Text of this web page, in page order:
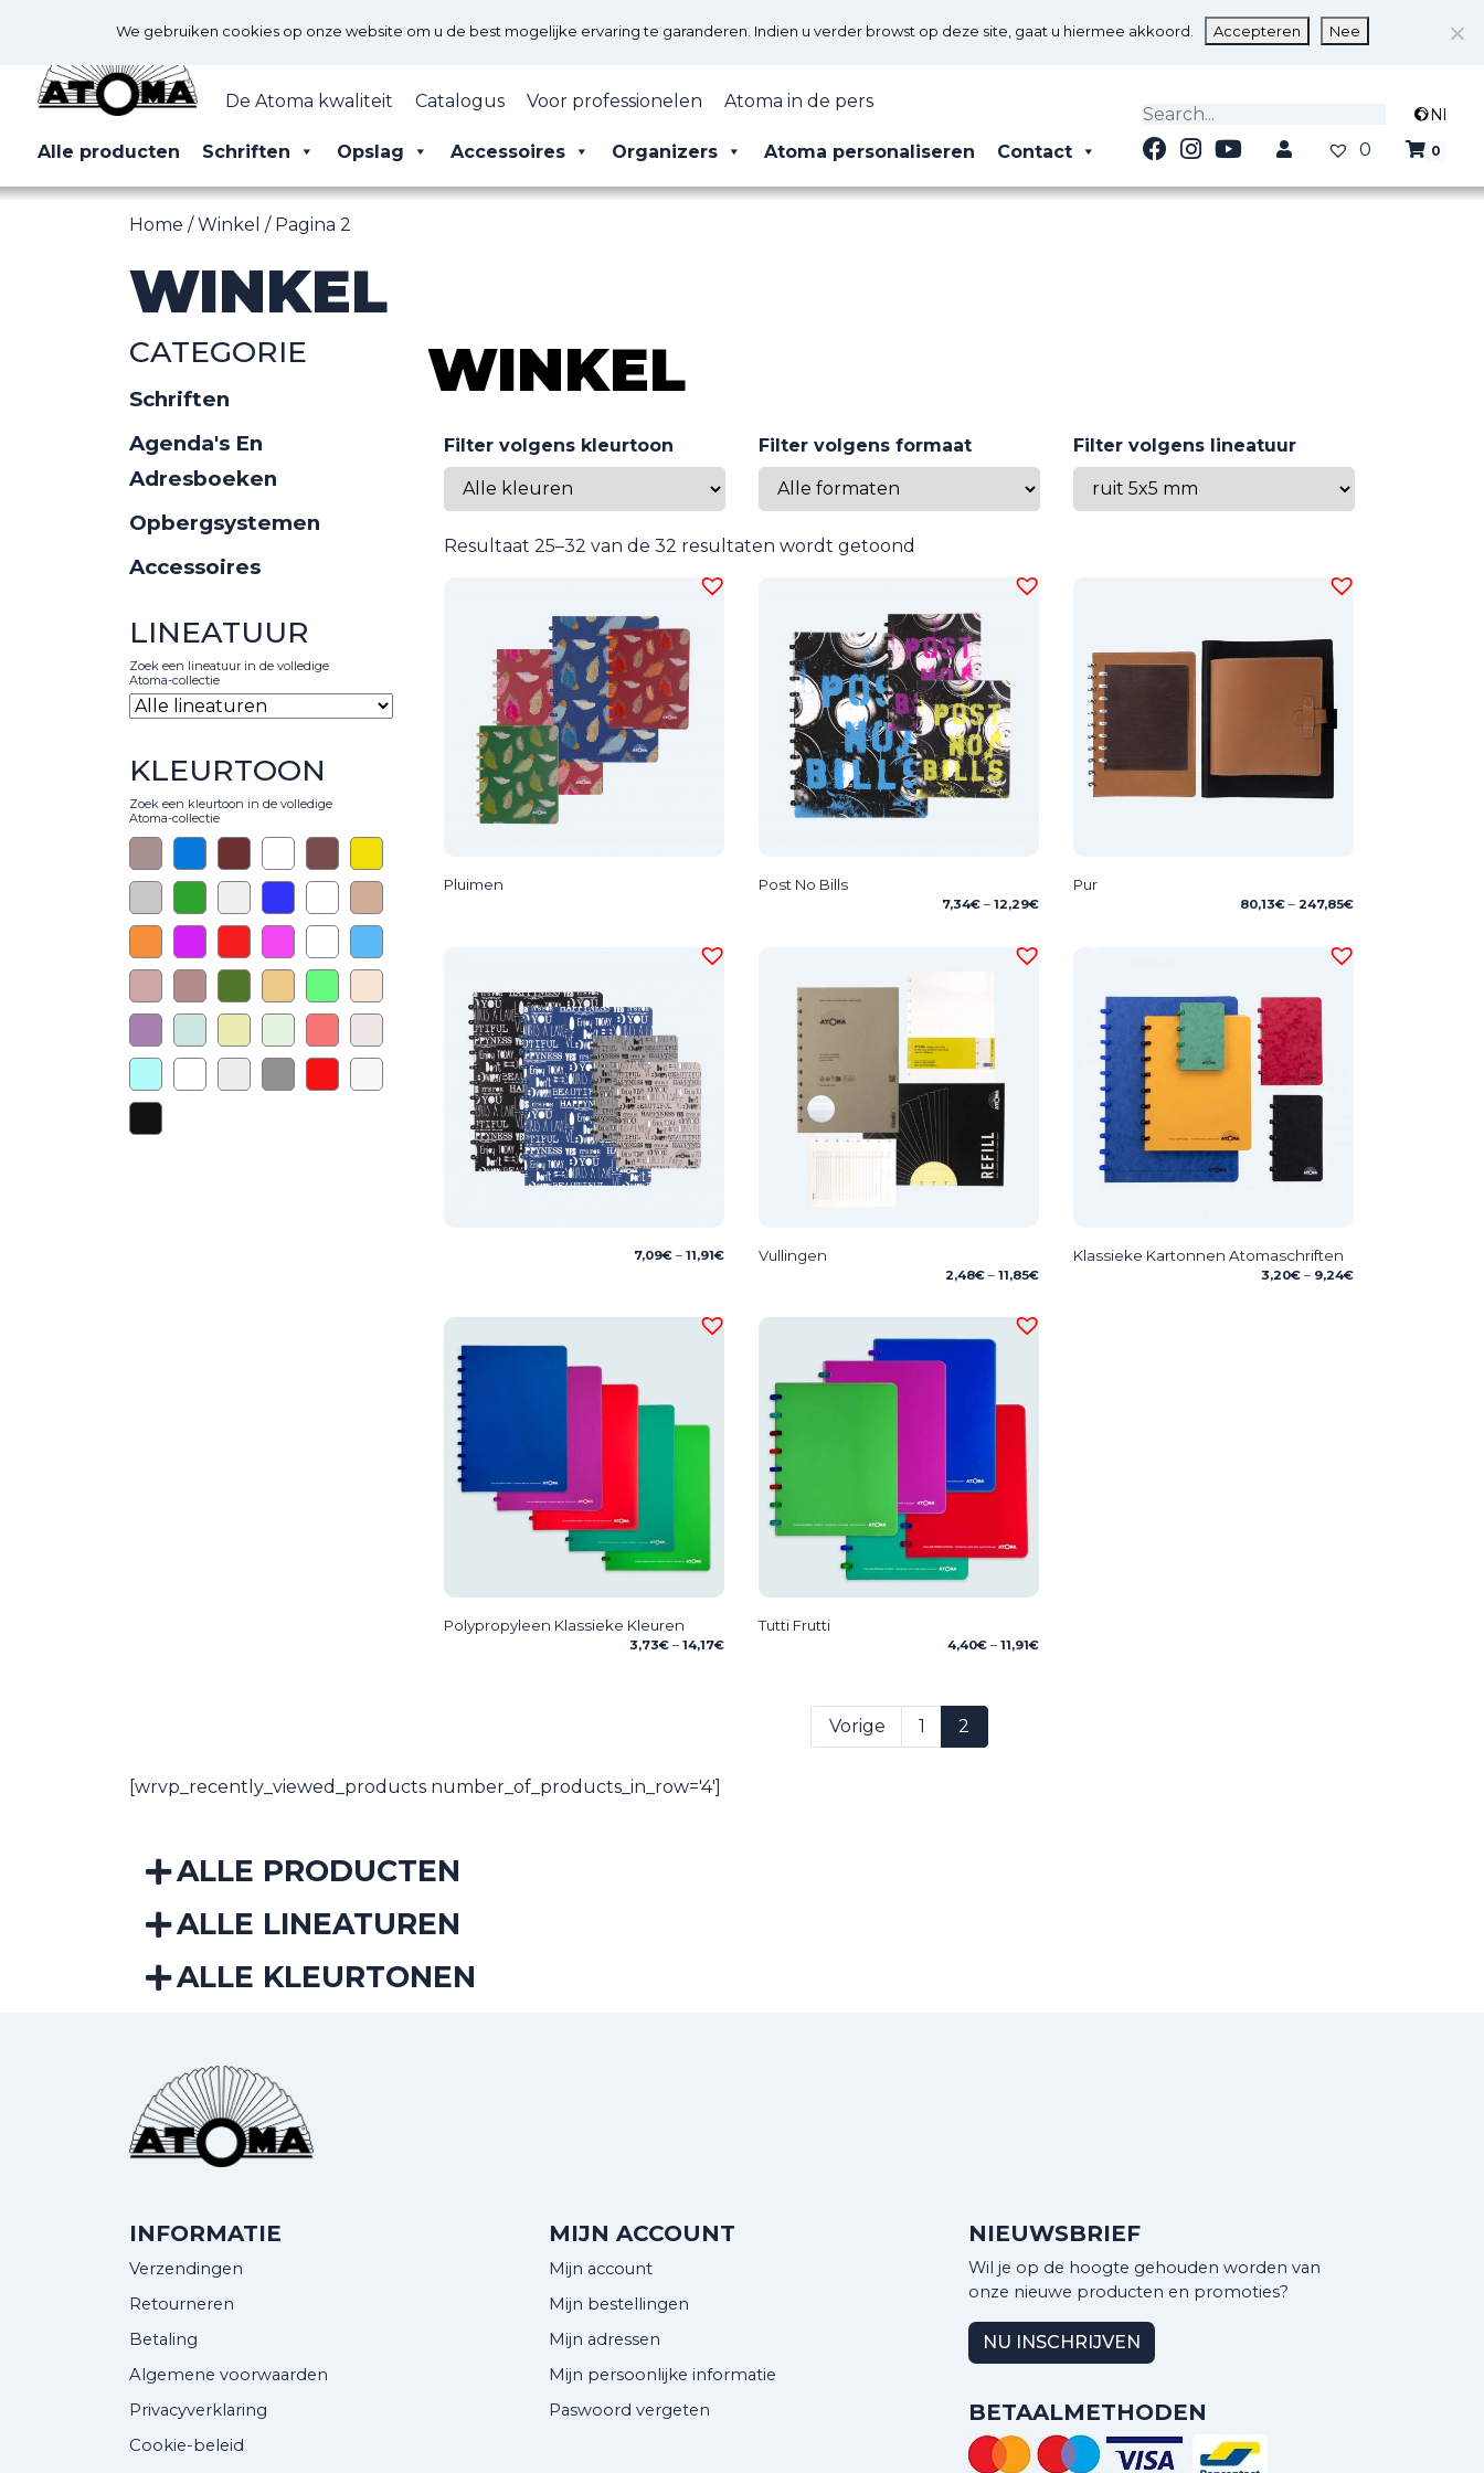
De Atoma kwaliteit Catalogus Voor professionelen Atoma in de pers
Alle producten Schriften Opslag Accessoires Organizers Atoma personaliseren Contact
Nl
0 0
Home /Winkel / Pagina 2
WINKEL
CATEGORIE
Schriften
Agenda's En
Adresboeken
Opbergsystemen
Accessoires
LINEATUUR
Zoek een lineatuur in de volledige
Atoma-collectie
KLEURTOON
Zoek een kleurtoon in de volledige
Atoma-collectie
WINKEL
Filter volgens kleurtoon Filter volgens formaat Filter volgens lineatuur
Resultaat 25–32 van de 32 resultaten wordt getoond
Pluimen Post No Bills
7,34€ – 12,29€Price
through
Pur
80,13€ – 247,85€Price
through
7,09€ – 11,91€Price
11,91€
Vullingen
2,48€ – 11,85€Price
through
Klassieke Kartonnen Atomaschriften
3,20€ – 9,24€Price
Polypropyleen Klassieke Kleuren
3,73€ – 14,17€Price
Tutti Frutti
4,40€ – 11,91€Price
Vorige 1 2
[wrvp_recently_viewed_products number_of_products_in_row='4']
ALLE PRODUCTEN
ALLE LINEATUREN
ALLE KLEURTONEN
INFORMATIE
Verzendingen
Retourneren
Betaling
Algemene voorwaarden
Privacyverklaring
Cookie-beleid
MIJN ACCOUNT
Mijn account
Mijn bestellingen
Mijn adressen
Mijn persoonlijke informatie
Paswoord vergeten
NIEUWSBRIEF
Wil je op de hoogte gehouden worden van
onze nieuwe producten en promoties?
NU INSCHRIJVEN
BETAALMETHODEN
We gebruiken cookies op onze website om u de best mogelijke ervaring te garanderen. Indien u verder browst op deze site, gaat u hiermee akkoord. Accepteren Nee